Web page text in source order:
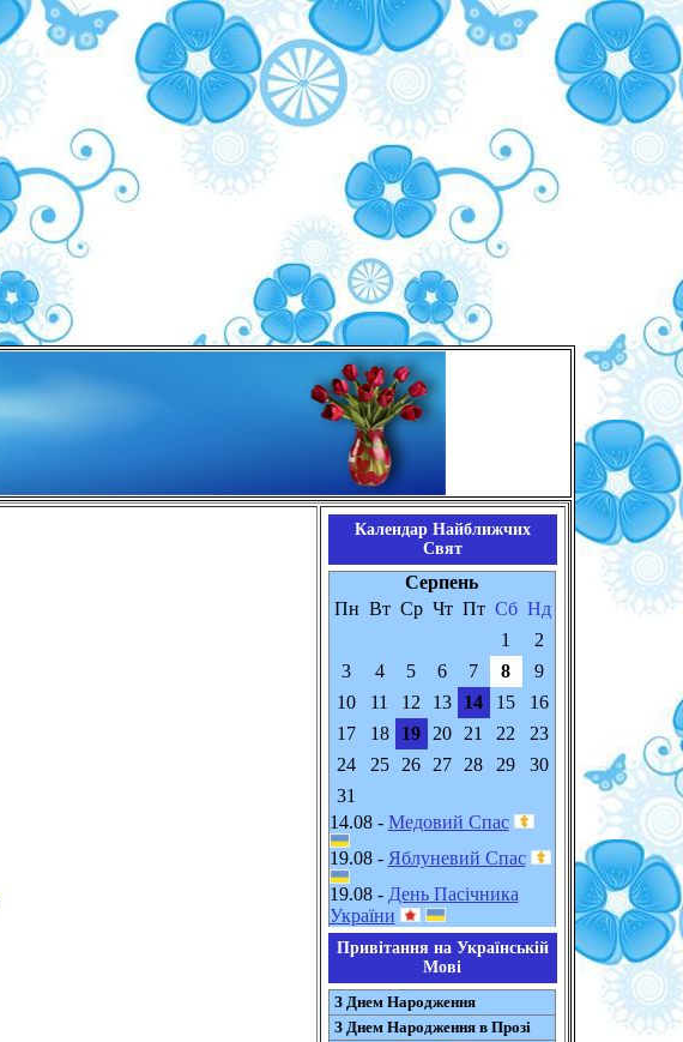
Календар Найближчих
Свят
Серпень
Пн Вт Ср Чт Пт Сб Нд
1
2
3
4 5 6 7 8
9
10
11 12 13 14 15
16
17
18 19 20 21 22
23
24
25 26 27 28 29
30
31
14.08 - Медовий Спас
19.08 - Яблуневий Спас
19.08 - День Пасічника
України
Привітання на Українській
Мові
З Днем Народження
З Днем Народження в Прозі